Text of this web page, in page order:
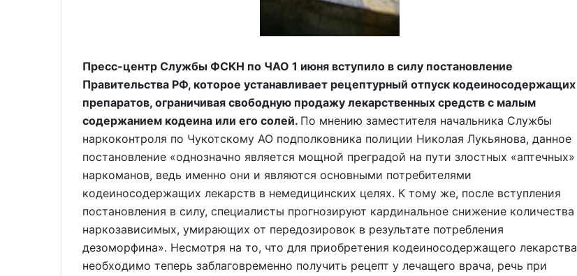
Пресс-центр Службы ФСКН по ЧАО 1 июня вступило в силу постановление
Правительства РФ, которое устанавливает рецептурный отпуск кодеиносодержащих
препаратов, ограничивая свободную продажу лекарственных средств с малым
содержанием кодеина или его солей. По мнению заместителя начальника Службы
наркоконтроля по Чукотскому АО подполковника полиции Николая Лукьянова, данное
постановление «однозначно является мощной преградой на пути злостных «аптечных»
наркоманов, ведь именно они и являются основными потребителями
кодеиносодержащих лекарств в немедицинских целях. К тому же, после вступления
постановления в силу, специалисты прогнозируют кардинальное снижение количества
наркозависимых, умирающих от передозировок в результате потребления
дезоморфина». Несмотря на то, что для приобретения кодеиносодержащего лекарства
необходимо теперь заблаговременно получить рецепт у лечащего врача, речь при